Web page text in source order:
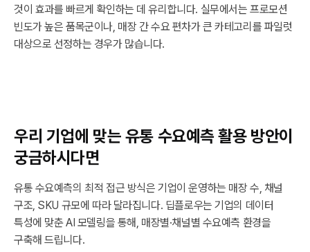
것이 효과를 빠르게 확인하는 데 유리합니다. 실무에서는 프로모션
빈도가 높은 품목군이나, 매장 간 수요 편차가 큰 카테고리를 파일럿
대상으로 선정하는 경우가 많습니다.
우리 기업에 맞는 유통 수요예측 활용 방안이
궁금하시다면
유통 수요예측의 최적 접근 방식은 기업이 운영하는 매장 수, 채널
구조, SKU 규모에 따라 달라집니다. 딥플로우는 기업의 데이터
특성에 맞춘 AI 모델링을 통해, 매장별·채널별 수요예측 환경을
구축해 드립니다.